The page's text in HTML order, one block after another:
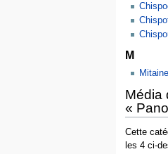
M
Média
«
Cette
les 4 ci-